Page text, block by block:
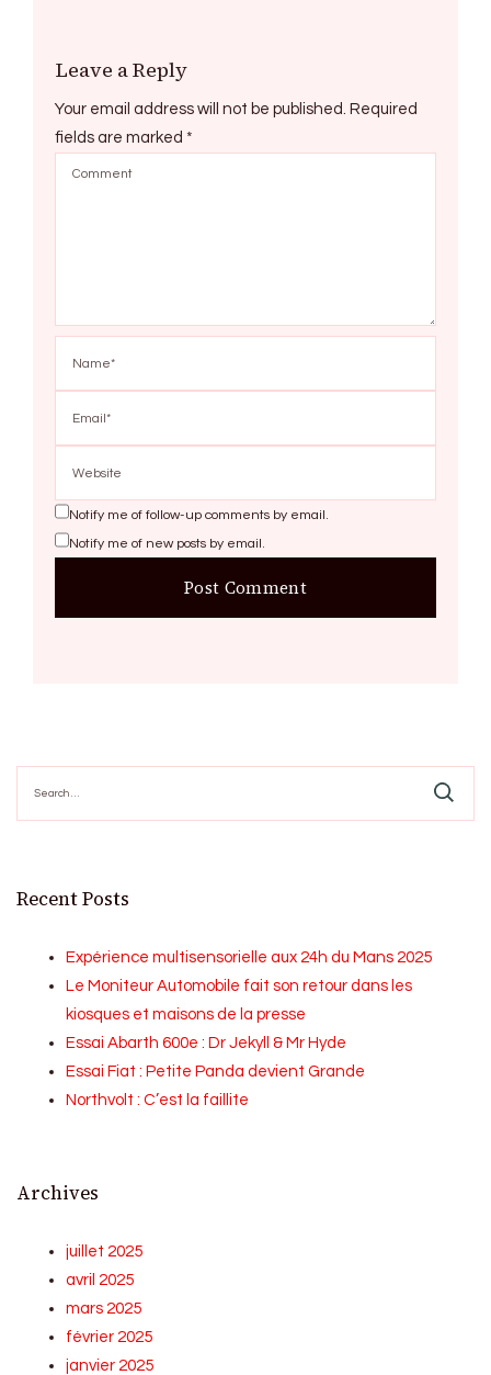
Leave a Reply
Your email address will not be published. Required
fields are marked *
Notify me of follow-up comments by email.
Notify me of new posts by email.
for:
Recent Posts
Expérience multisensorielle aux 24h du Mans 2025
Le Moniteur Automobile fait son retour dans les
kiosques et maisons de la presse
Essai Abarth 600e : Dr Jekyll & Mr Hyde
Essai Fiat : Petite Panda devient Grande
Northvolt : C’est la faillite
Archives
juillet 2025
avril 2025
mars 2025
février 2025
janvier 2025